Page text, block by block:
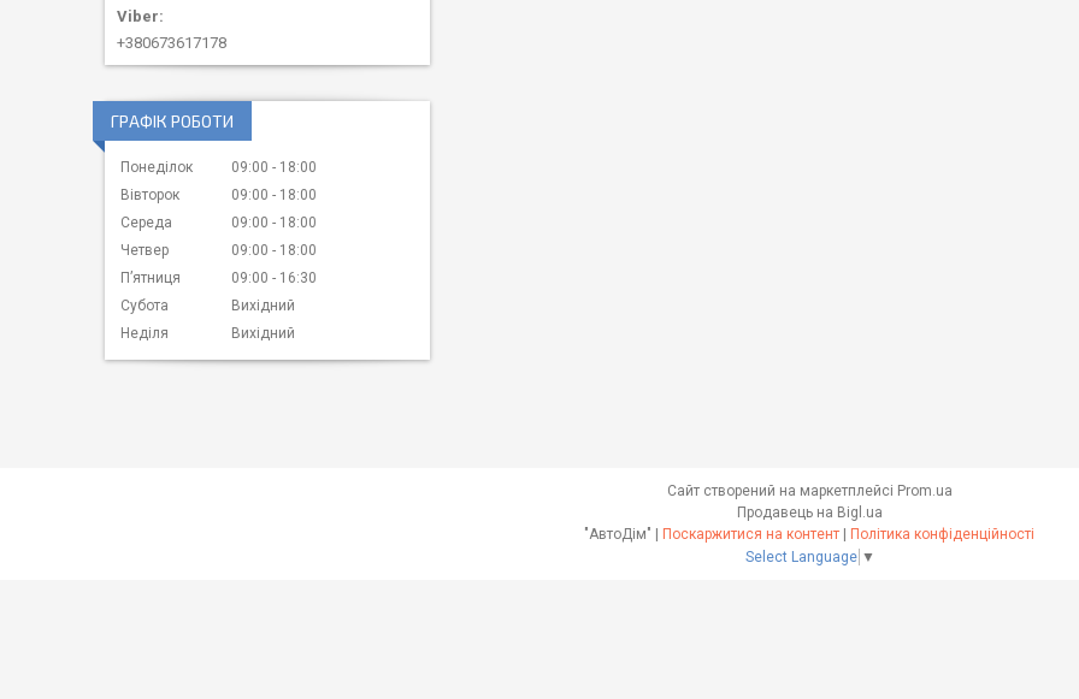
+380673617178
ГРАФІК РОБОТИ
Понеділок 09:00
18:00
Вівторок
09:00
18:00
Середа
09:00
18:00
Четвер
09:00
18:00
Пʼятниця
09:00
16:30
Субота
Вихідний
Неділя
Вихідний
Сайт створений на маркетплейсі Prom.ua
Продавець на Bigl.ua
Поскаржитися на контент
Політика конфіденційності
Select Language ▼